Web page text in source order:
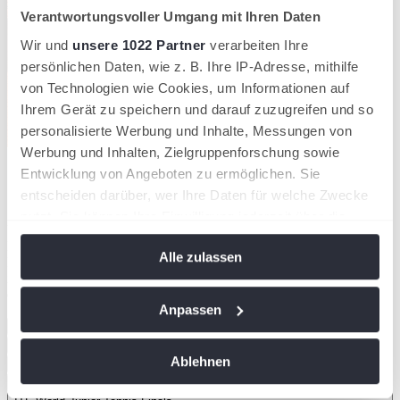
Verantwortungsvoller Umgang mit Ihren Daten
Wir und unsere 1022 Partner verarbeiten Ihre
persönlichen Daten, wie z. B. Ihre IP-Adresse, mithilfe
von Technologien wie Cookies, um Informationen auf
Ihrem Gerät zu speichern und darauf zuzugreifen und so
personalisierte Werbung und Inhalte, Messungen von
Werbung und Inhalten, Zielgruppenforschung sowie
Entwicklung von Angeboten zu ermöglichen. Sie
entscheiden darüber, wer Ihre Daten für welche Zwecke
Cookie-Erklärung oder durch Klicken auf das Privacy
Trigger Symbol ändern oder widerrufen
Wenn Sie es erlauben, würden wir auch gerne:
Alle zulassen
Anpassen
Ablehnen
Jugendnationalmannschaften
European Winter Cups (Mannschafts-Halleneuropameisterschaften),
im Junior Davis Cup und Junior Billie Jean King Cup, sowie bei
den ITF World Junior Tennis Finals an.
Tennis Europe Winter Cups
Junior Billie Jean King Cup